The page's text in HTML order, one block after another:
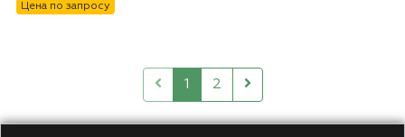
Цена по запросу
1 2